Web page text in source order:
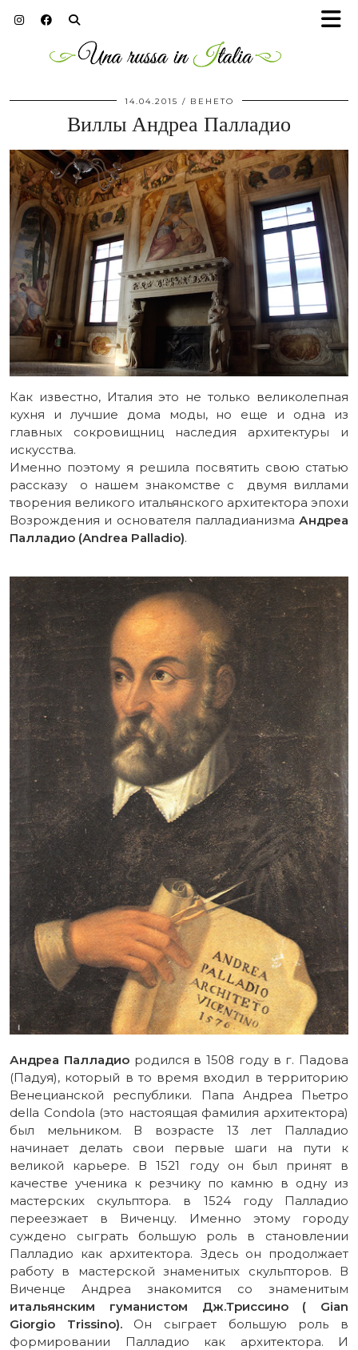
14.04.2015 ВЕНЕТО
Виллы Андреа Палладио
Как известно, Италия это не только великолепная
кухня и лучшие дома моды, но еще и одна из
главных сокровищниц наследия архитектуры и
искусства.
Именно поэтому я решила посвятить свою статью
рассказу о нашем знакомстве с двумя виллами
творения великого итальянского архитектора эпохи
Возрождения и основателя палладианизма Андреа
Палладио (Andrea Palladio).
Андреа Палладиородился в 1508 году в г. Падова
(Падуя), который в то время входил в территорию
Венецианской республики. Папа Андреа Пьетро
della Condola (это настоящая фамилия архитектора)
был мельником. В возрасте 13 лет Палладио
начинает делать свои первые шаги на пути к
великой карьере. В 1521 году он был принят в
качестве ученика к резчику по камню в одну из
мастерских скульптора. в 1524 году Палладио
переезжает в Виченцу. Именно этому городу
суждено сыграть большую роль в становлении
Палладио как архитектора. Здесь он продолжает
работу в мастерской знаменитых скульпторов. В
Виченце Андреа знакомится со знаменитым
итальянским гуманистом Дж.Триссино ( Gian
Giorgio Trissino). Он сыграет большую роль в
формировании Палладио как архитектора. И